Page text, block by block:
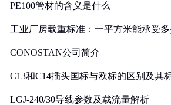
PE100管材的含义是什么
工业厂房载重标准：一平方米能承受
CONOSTAN公司简介
C13和C14插头国标与欧标的区别及其
LGJ-240/30导线参数及载流量解析